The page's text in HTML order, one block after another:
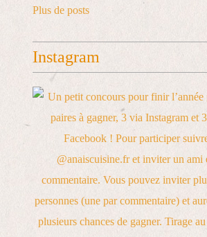
Plus de posts
Instagram